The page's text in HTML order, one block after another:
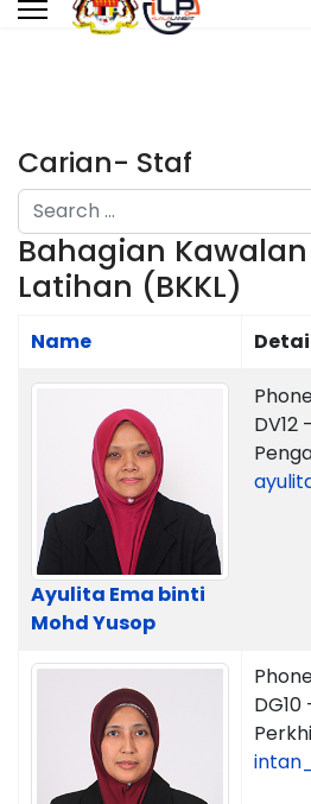
Carian- Staf
Search
Type 2 or more characters for
Bahagian
Latihan (BKKL)
Contacts,
Name
Ayulita Ema binti
Mohd Yusop
DV12